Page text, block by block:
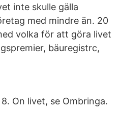
inte skulle gälla
med mindre än. 20
volka för att göra livet
bäuregistrc,
On livet, se Ombringa.